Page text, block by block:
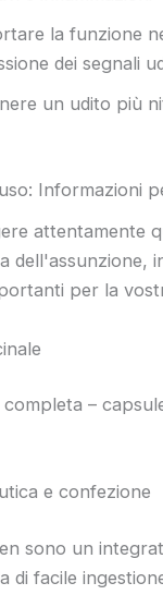
la funzione
dei segnali
un udito più
Informazioni
attentamente
dell'assunzione,
per la
–
e confezione
sono un
di facile